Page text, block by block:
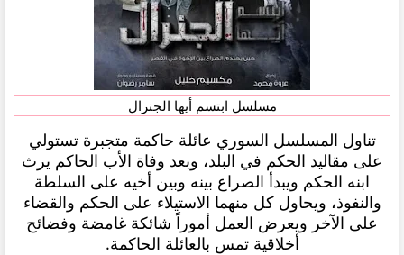
مسلسل ابتسم أيها الجنرال
تناول المسلسل السوري عائلة حاكمة متجبرة تستولي
على مقاليد الحكم في البلد، وبعد وفاة الأب الحاكم يرث
ابنه الحكم ويبدأ الصراع بينه وبين أخيه على السلطة
والنفوذ، ويحاول كل منهما الاستيلاء على الحكم والقضاء
على الآخر ويعرض العمل أموراً شائكة غامضة وفضائح
أخلاقية تمس بالعائلة الحاكمة.